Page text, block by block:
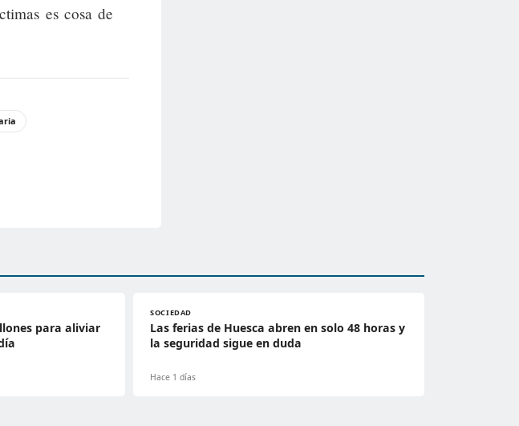
es cosa de
para aliviar
SOCIEDAD
Las ferias de Huesca abren en solo 48 horas y
la seguridad sigue en duda
Hace 1 días